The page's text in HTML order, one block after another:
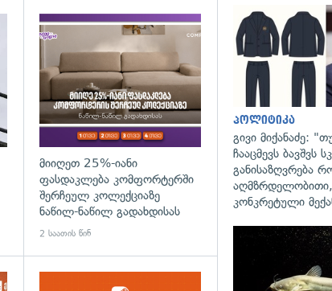
გადახედვა
მიიღეთ 25%-იანი
ფასდაკლება კომფორტერში
შერჩეულ კოლექციაზე
ნაწილ-ნაწილ გადახდისას
2 საათის წინ
პოლიტიკა
გივი მიქანაძე:
ჩააცმევს ბავშვს
განისაზღვრება
აღმზრდელობითი,
კონკრეტული